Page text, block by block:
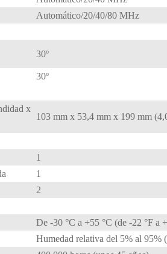
Automático/20/40/80 MHz
30º
30º
x
103 mm x 53,4 mm x 199 mm
1
1
2
De -30 °C a +55 °C (de -22 °F a
Humedad relativa del 5% al ​​95%